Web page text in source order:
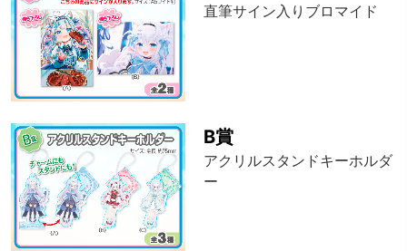
直筆サイン入りブロマイド
B賞
アクリルスタンドキーホルダ
ー